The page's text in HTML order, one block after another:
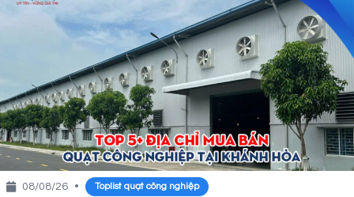
08/08/26 • Toplist quạt công nghiệp